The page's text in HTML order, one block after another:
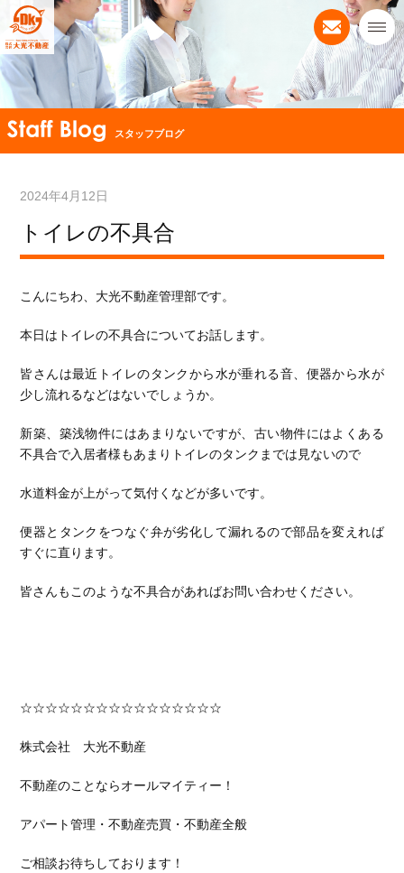
スタッフブログ
2024年4月12日
トイレの不具合
こんにちわ、大光不動産管理部です。
本日はトイレの不具合についてお話します。
皆さんは最近トイレのタンクから水が垂れる音、便器から水が
少し流れるなどはないでしょうか。
新築、築浅物件にはあまりないですが、古い物件にはよくある
不具合で入居者様もあまりトイレのタンクまでは見ないので
水道料金が上がって気付くなどが多いです。
便器とタンクをつなぐ弁が劣化して漏れるので部品を変えれば
すぐに直ります。
皆さんもこのような不具合があればお問い合わせください。
☆☆☆☆☆☆☆☆☆☆☆☆☆☆☆☆
株式会社 大光不動産
不動産のことならオールマイティー！
アパート管理・不動産売買・不動産全般
ご相談お待ちしております！